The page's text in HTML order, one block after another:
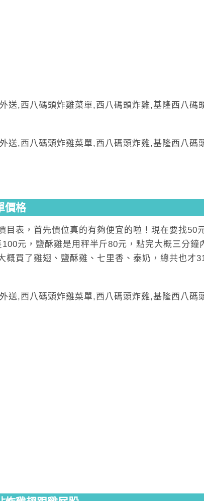
價格
目表，首先價位真的有夠便宜的啦！現在要找50
100元，鹽酥雞是用秤半斤80元，點完大概三分鐘
概買了雞翅、鹽酥雞、七里香、泰奶，總共也才